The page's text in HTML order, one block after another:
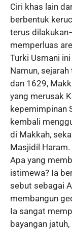
Ciri khas lain
berbentuk
terus
memperluas
Turki Usmani
Namun,
dan 1629,
yang merusak
kepemimpinan
kembali
di Makkah,
Masjidil Haram.
Apa yang
istimewa? Ia
sebut sebagai
membangun
Ia sangat
bayangan